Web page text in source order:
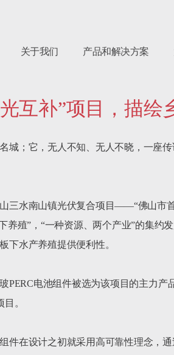
关于我们 产品和解决方案
互补”项目，描绘
城；它，无人不知、无人不晓，一座
三水南山镇光伏复合项目——“佛山市
养殖”，“一种资源、两个产业”的集约
下水产养殖提供便利性。
PERC电池组件被选为该项目的主力产
。
件在设计之初就采用高可靠性理念，